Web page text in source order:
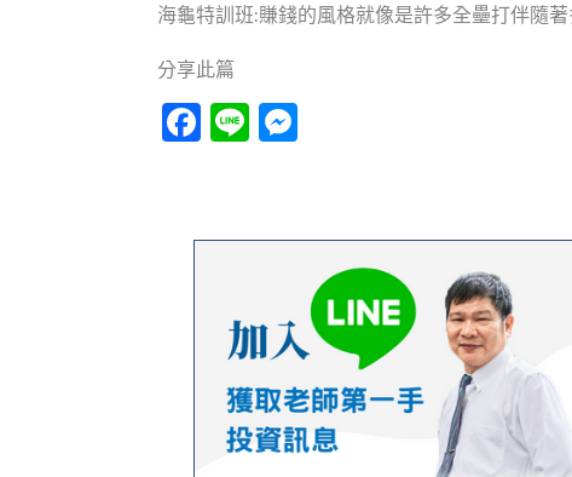
海龜特訓班:賺錢的風格就像是許多全壘打伴隨著
分享此篇
Facebook
Line